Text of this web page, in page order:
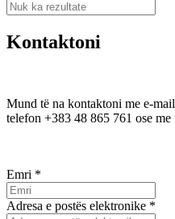
Kontaktoni
Mund të na kontaktoni me e-mail
telefon +383 48 865 761 ose
Emri *
Adresa e postës elektronike *